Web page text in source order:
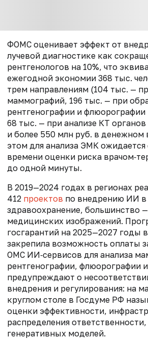
ФОМС оценивает эффект от
лучевой диагностике как
рентгенологов на 10%, что
ежегодной экономии 368 тыс.
трем направлениям (104 тыс. —
маммографий, 196 тыс. — при
рентгенографии и флюорографии
68 тыс. — при анализе КТ
и более 550 млн руб. в
этом для анализа ЭМК
времени оценки риска
до одной минуты.
В 2019—2024 годах в регионах
412 проектов по внедрению ИИ в
здравоохранение, большинство
медицинских изображений.
госгарантий на 2025—2027 годы
закрепила возможность оплаты
ОМС ИИ‑сервисов для анализа
рентгенографии, флюорографии
предупреждают о
внедрения и регулирования: на
круглом столе в Госдуме РФ
оценки эффективности,
распределения
генеративных моделей.